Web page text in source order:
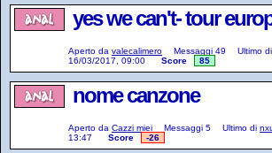
yes we can't- tour
Aperto da valecalimero Messaggi 49 Ultimo di
16/03/2017, 09:00
Score 85
nome canzone
Aperto da Cazzi miei Messaggi 5 Ultimo di
13:47
Score -26